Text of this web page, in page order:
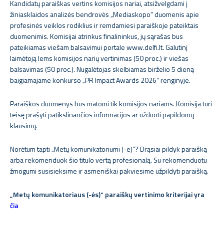
Kandidatų paraiškas vertins komisijos nariai, atsižvelgdami į
žiniasklaidos analizės bendrovės „Mediaskopo“ duomenis apie
profesinės veiklos rodiklius ir remdamiesi paraiškoje pateiktais
duomenimis. Komisijai atrinkus finalininkus, jų sąrašas bus
pateikiamas viešam balsavimui portale www.delfi.lt. Galutinį
laimėtoją lems komisijos narių vertinimas (50 proc.) ir viešas
balsavimas (50 proc.). Nugalėtojas skelbiamas birželio 5 dieną
baigiamajame konkurso „PR Impact Awards 2026“ renginyje.
Paraiškos duomenys bus matomi tik komisijos nariams. Komisija turi
teisę prašyti patikslinančios informacijos ar užduoti papildomų
klausimų.
Norėtum tapti „Metų komunikatoriumi (-e)“? Drąsiai pildyk paraišką
arba rekomenduok šio titulo vertą profesionalą. Su rekomenduotu
žmogumi susisieksime ir asmeniškai pakviesime užpildyti paraišką.
„Metų komunikatoriaus (-ės)“ paraiškų vertinimo kriterijai yra
čia